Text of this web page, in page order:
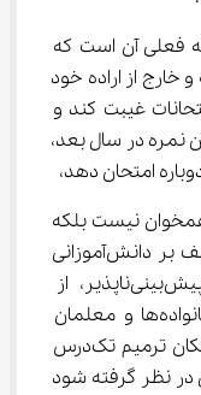
جدی وارد بر شیوه‌نامه فعلی آن است که
موجه و خارج از اراده خود
غیبت کند و
نمره در سال بعد،
همخوان نیست بلکه
در عمل می‌تواند به فشار روانی مضاعف بر دانش‌آموزانی
منجر شود که به‌واسطه یک اتفاق پیش‌بینی‌ناپذیر، از
امتحان محروم شده‌اند. بسیاری از خانواده‌ها و معلمان
معتقدند که در این‌گونه موارد، باید امکان ترمیم تک‌درس
در نظر گرفته شود